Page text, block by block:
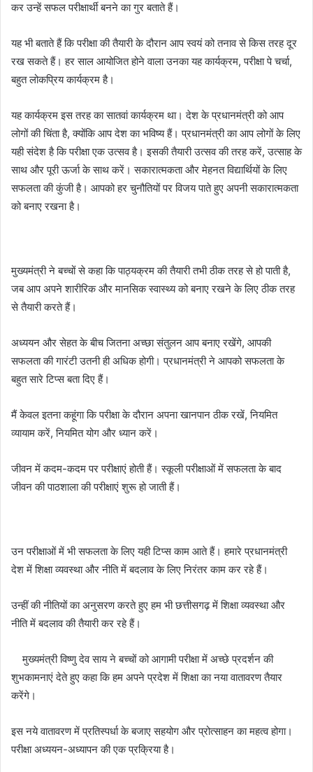
कर उन्हें सफल परीक्षार्थी बनने का गुर बताते हैं।
यह भी बताते हैं कि परीक्षा की तैयारी के दौरान आप स्वयं को तनाव से किस तरह दूर
रख सकते हैं। हर साल आयोजित होने वाला उनका यह कार्यक्रम, परीक्षा पे चर्चा,
बहुत लोकप्रिय कार्यक्रम है।
यह कार्यक्रम इस तरह का सातवां कार्यक्रम था। देश के प्रधानमंत्री को आप
लोगों की चिंता है, क्योंकि आप देश का भविष्य हैं। प्रधानमंत्री का आप लोगों के लिए
यही संदेश है कि परीक्षा एक उत्सव है। इसकी तैयारी उत्सव की तरह करें, उत्साह के
साथ और पूरी ऊर्जा के साथ करें। सकारात्मकता और मेहनत विद्यार्थियों के लिए
सफलता की कुंजी है। आपको हर चुनौतियों पर विजय पाते हुए अपनी सकारात्मकता
को बनाए रखना है।
मुख्यमंत्री ने बच्चों से कहा कि पाठ्यक्रम की तैयारी तभी ठीक तरह से हो पाती है,
जब आप अपने शारीरिक और मानसिक स्वास्थ्य को बनाए रखने के लिए ठीक तरह
से तैयारी करते हैं।
अध्ययन और सेहत के बीच जितना अच्छा संतुलन आप बनाए रखेंगे, आपकी
सफलता की गारंटी उतनी ही अधिक होगी। प्रधानमंत्री ने आपको सफलता के
बहुत सारे टिप्स बता दिए हैं।
मैं केवल इतना कहूंगा कि परीक्षा के दौरान अपना खानपान ठीक रखें, नियमित
व्यायाम करें, नियमित योग और ध्यान करें।
जीवन में कदम-कदम पर परीक्षाएं होती हैं। स्कूली परीक्षाओं में सफलता के बाद
जीवन की पाठशाला की परीक्षाएं शुरू हो जाती हैं।
उन परीक्षाओं में भी सफलता के लिए यही टिप्स काम आते हैं। हमारे प्रधानमंत्री
देश में शिक्षा व्यवस्था और नीति में बदलाव के लिए निरंतर काम कर रहे हैं।
उन्हीं की नीतियों का अनुसरण करते हुए हम भी छत्तीसगढ़ में शिक्षा व्यवस्था और
नीति में बदलाव की तैयारी कर रहे हैं।
मुख्यमंत्री विष्णु देव साय ने बच्चों को आगामी परीक्षा में अच्छे प्रदर्शन की
शुभकामनाएं देते हुए कहा कि हम अपने प्रदेश में शिक्षा का नया वातावरण तैयार
करेंगे।
इस नये वातावरण में प्रतिस्पर्धा के बजाए सहयोग और प्रोत्साहन का महत्व होगा।
परीक्षा अध्ययन-अध्यापन की एक प्रक्रिया है।